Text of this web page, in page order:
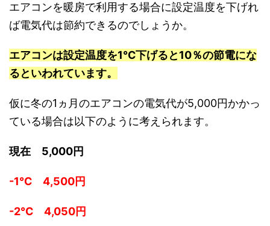
エアコンを暖房で利用する場合に設定温度を下げれ
ば電気代は節約できるのでしょうか。
エアコンは設定温度を1℃下げると10％の節電にな
るといわれています。
仮に冬の1ヵ月のエアコンの電気代が5,000円かかっ
ている場合は以下のように考えられます。
現在 5,000円
-1℃ 4,500円
-2℃ 4,050円